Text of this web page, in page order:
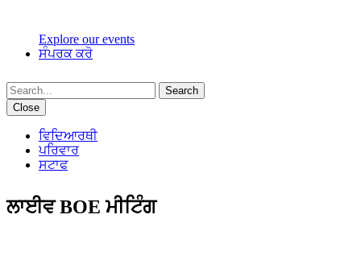
Explore our events
ਸੰਪਰਕ ਕਰੋ
Search
Close
ਵਿਦਿਆਰਥੀ
ਪਰਿਵਾਰ
ਸਟਾਫ
ਲਾਈਵ BOE ਮੀਟਿੰਗ